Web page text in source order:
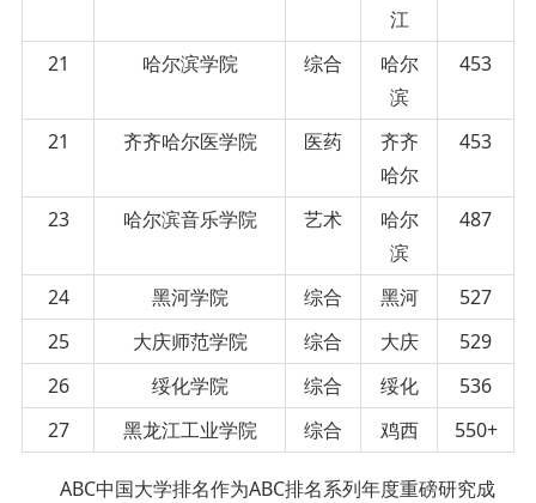
江
21 哈尔滨学院 综合
哈尔
滨
453
21 齐齐哈尔医学院 医药
齐齐
哈尔
453
23 哈尔滨音乐学院 艺术
哈尔
滨
487
24 黑河学院 综合 黑河
527
25
大庆师范学院 综合 大庆
529
26
绥化学院 综合 绥化
536
27
黑龙江工业学院 综合 鸡西 550+
ABC中国大学排名作为ABC排名系列年度重磅研究成